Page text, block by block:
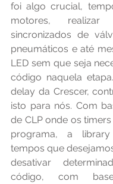
foi algo crucial,
motores, realizar
sincronizados de
pneumáticos e até
LED sem que seja
código naquela
delay da Crescer,
isto para nós. Com
de CLP onde os
programa, a
tempos que
desativar
código, com